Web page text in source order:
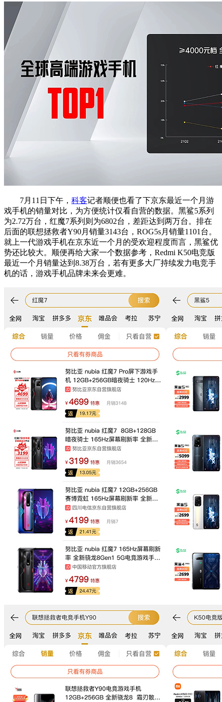
7月11日下午， 科客记者顺便也看了下京东最近一个月游
戏手机的销量对比，为方便统计仅看自营的数据。黑鲨5系列
为2.72万台，红魔7系列则为6802台，差距达到两万台。排在
后面的联想拯救者Y90月销量3143台，ROG5s月销量1101台。
就上一代游戏手机在京东近一个月的受欢迎程度而言，黑鲨优
势还比较大。顺便再给大家一个数据参考，Redmi K50电竞版
最近一个月销量达到8.38万台，若有更多大厂持续发力电竞手
机的话，游戏手机品牌未来会更难。